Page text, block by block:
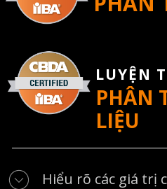
Hiểu rõ các giá trị
LUYỆN
PHÂN
LIỆU